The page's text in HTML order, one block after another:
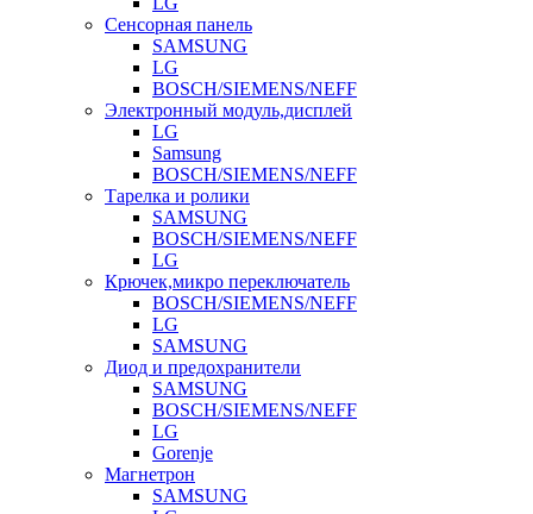
Сенсорная панель
SAMSUNG
LG
BOSCH/SIEMENS/NEFF
Электронный модуль,дисплей
LG
Samsung
BOSCH/SIEMENS/NEFF
Тарелка и ролики
SAMSUNG
BOSCH/SIEMENS/NEFF
LG
Крючек,микро переключатель
BOSCH/SIEMENS/NEFF
LG
SAMSUNG
Диод и предохранители
SAMSUNG
BOSCH/SIEMENS/NEFF
LG
Gorenje
Магнетрон
SAMSUNG